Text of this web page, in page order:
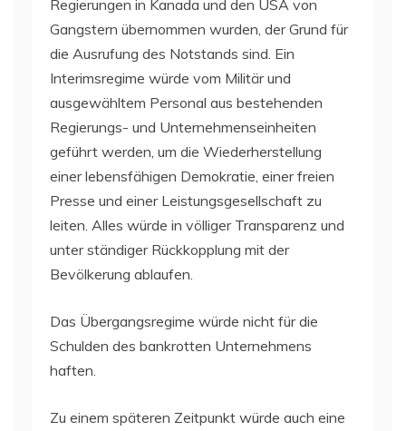
Regierungen in Kanada und den USA von
Gangstern übernommen wurden, der Grund für
die Ausrufung des Notstands sind. Ein
Interimsregime würde vom Militär und
ausgewähltem Personal aus bestehenden
Regierungs- und Unternehmenseinheiten
geführt werden, um die Wiederherstellung
einer lebensfähigen Demokratie, einer freien
Presse und einer Leistungsgesellschaft zu
leiten. Alles würde in völliger Transparenz und
unter ständiger Rückkopplung mit der
Bevölkerung ablaufen.
Das Übergangsregime würde nicht für die
Schulden des bankrotten Unternehmens
haften.
Zu einem späteren Zeitpunkt würde auch eine